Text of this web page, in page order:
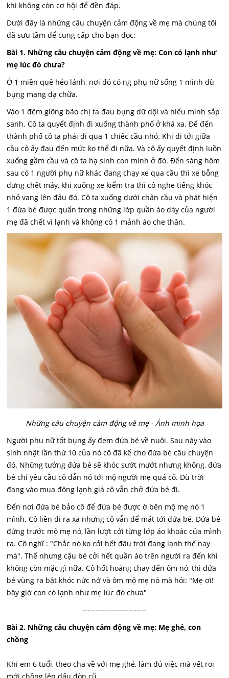
khi không còn cơ hội để đền đáp.
Dưới đây là những câu chuyện cảm động về mẹ mà chúng tôi
đã sưu tầm để cung cấp cho bạn đọc:
Bài 1. Những câu chuyện cảm động về mẹ: Con có lạnh như
mẹ lúc đó chưa?
Ở 1 miền quê hẻo lánh, nơi đó có ng phụ nữ sống 1 mình dù
bụng mang dạ chữa.
Vào 1 đêm giông bão chị ta đau bụng dữ dội và hiểu mình sắp
sanh. Cô ta quyết định đi xuống thành phố ở khá xa. Để đến
thành phố cô ta phải đi qua 1 chiếc cầu nhỏ. Khi đi tới giữa
cầu cô ấy đau đến mức ko thể đi nữa. Và cô ấy quyết định luồn
xuống gầm cầu và cô ta hạ sinh con mình ở đó. Đến sáng hôm
sau có 1 người phụ nữ khác đang chạy xe qua cầu thì xe bỗng
dưng chết máy, khi xuống xe kiểm tra thì cô nghe tiếng khóc
nhỏ vang lên đâu đó. Cô ta xuống dưới chân cầu và phát hiện
1 đứa bé được quấn trong những lớp quần áo dày của người
mẹ đã chết vì lạnh và không có 1 mảnh áo che thân.
Những câu chuyện cảm động về mẹ - Ảnh minh họa
Người phu nữ tốt bụng ấy đem đứa bé về nuôi. Sau này vào
sinh nhật lần thứ 10 của nó cô đã kể cho đứa bé câu chuyện
đó. Những tưởng đứa bé sẽ khóc sướt mướt nhưng không, đứa
bé chỉ yêu cầu cô dẫn nó tới mộ người mẹ quá cố. Dù trời
đang vào mua đông lạnh giá cô vẫn chở đứa bé đi.
Đến nơi đứa bé bảo cô để đứa bé được ờ bên mộ mẹ nó 1
mình. Cô liền đi ra xa nhưng cô vẫn để mắt tới đứa bé. Đứa bé
đứng trước mộ mẹ nó, lần lượt cởi từng lớp áo khoác của mình
ra. Cô nghĩ : "Chắc nó ko cởi hết đâu trời đang lạnh thế nay
mà". Thế nhưng cậu bé cởi hết quần áo trên người ra đến khi
không còn mặc gì nữa. Cô hốt hoảng chay đến ôm nó, thì đứa
bé vùng ra bật khóc nức nở và ôm mộ mẹ nó mà hỏi: "Mẹ ơi!
bây giờ con có lạnh như mẹ lúc đó chưa"
-------------------------
Bài 2. Những câu chuyện cảm động về mẹ: Mẹ ghẻ, con
chồng
Khi em 6 tuổi, theo cha về với mẹ ghẻ, làm đủ việc mà vết roi